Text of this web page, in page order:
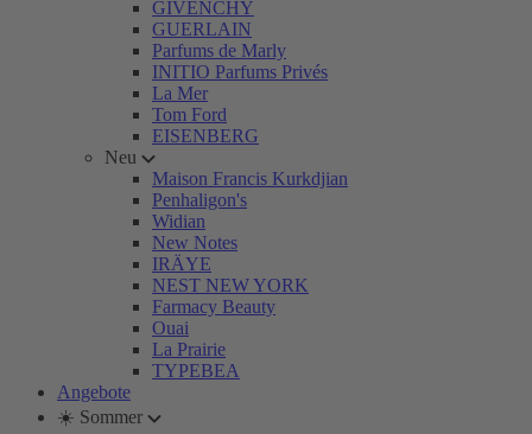
GIVENCHY
GUERLAIN
Parfums de Marly
INITIO Parfums Privés
La Mer
Tom Ford
EISENBERG
Neu
Maison Francis Kurkdjian
Penhaligon's
Widian
New Notes
IRÄYE
NEST NEW YORK
Farmacy Beauty
Ouai
La Prairie
TYPEBEA
Angebote
☀️ Sommer